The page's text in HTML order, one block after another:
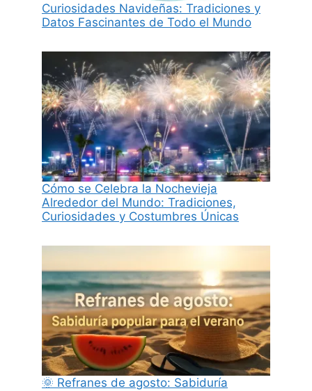
Curiosidades Navideñas: Tradiciones y
Datos Fascinantes de Todo el Mundo
Cómo se Celebra la Nochevieja
Alrededor del Mundo: Tradiciones,
Curiosidades y Costumbres Únicas
🌞 Refranes de agosto: Sabiduría